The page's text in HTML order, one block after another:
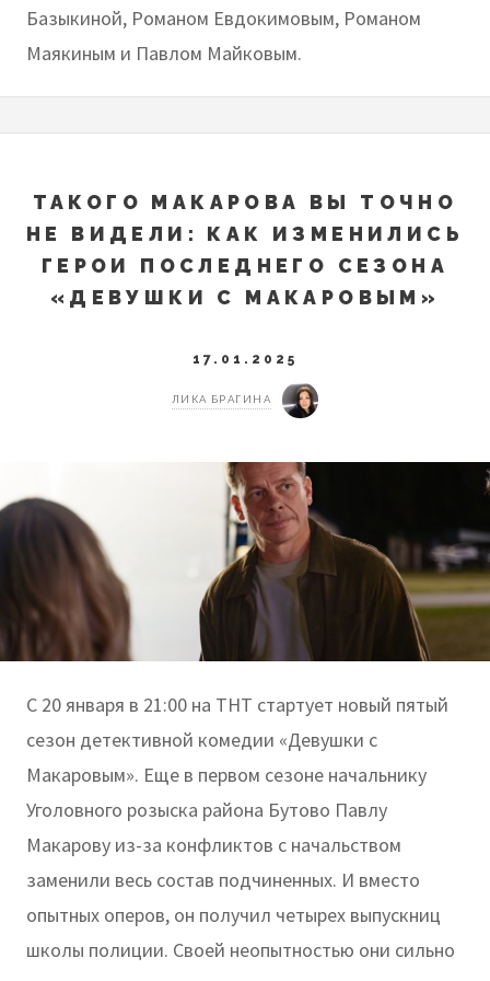
Базыкиной, Романом Евдокимовым, Романом
Маякиным и Павлом Майковым.
ТАКОГО МАКАРОВА ВЫ ТОЧНО
НЕ ВИДЕЛИ: КАК ИЗМЕНИЛИСЬ
ГЕРОИ ПОСЛЕДНЕГО СЕЗОНА
«ДЕВУШКИ С МАКАРОВЫМ»
17.01.2025
ЛИКА БРАГИНА
С 20 января в 21:00 на ТНТ стартует новый пятый
сезон детективной комедии «Девушки с
Макаровым». Еще в первом сезоне начальнику
Уголовного розыска района Бутово Павлу
Макарову из-за конфликтов с начальством
заменили весь состав подчиненных. И вместо
опытных оперов, он получил четырех выпускниц
школы полиции. Своей неопытностью они сильно